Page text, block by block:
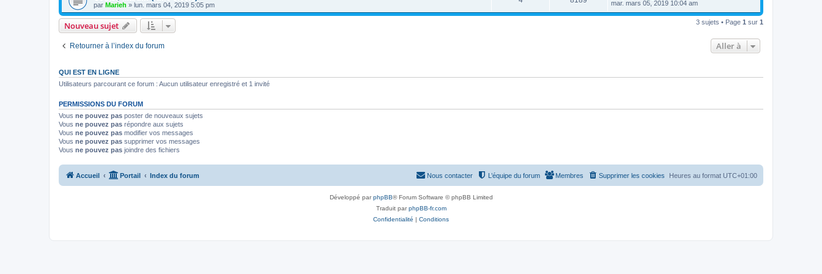
n
e
s
s
e
r
par Marieh » lun. mars 04, 2019 5:05 pm
é
s
s
u
e
n
a
mar. mars 05, 2019 10:04 am
Nouveau sujet 3 sujets • Page 1 sur 1
Retourner à l’index du forum Aller à
QUI EST EN LIGNE
Utilisateurs parcourant ce forum : Aucun utilisateur enregistré et 1 invité
PERMISSIONS DU FORUM
Vous ne pouvez pas poster de nouveaux sujets
Vous ne pouvez pas répondre aux sujets
Vous ne pouvez pas modifier vos messages
Vous ne pouvez pas supprimer vos messages
Vous ne pouvez pas joindre des fichiers
Accueil Portail Index du forum Heures au format UTC+01:00
Supprimer les cookies
Membres
L’équipe du forum
Nous contacter
Développé parphpBB® Forum Software © phpBB Limited
Traduit parphpBB-fr.com
Confidentialité | Conditions